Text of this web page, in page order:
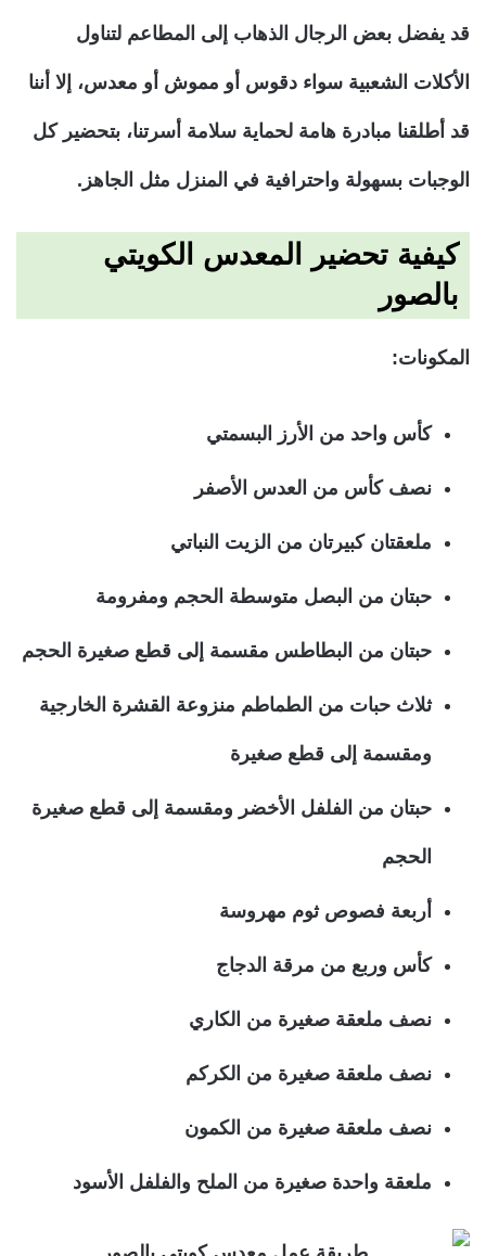
قد يفضل بعض الرجال الذهاب إلى المطاعم لتناول
الأكلات الشعبية سواء دقوس أو مموش أو معدس، إلا أننا
قد أطلقنا مبادرة هامة لحماية سلامة أسرتنا، بتحضير كل
الوجبات بسهولة واحترافية في المنزل مثل الجاهز.
كيفية تحضير المعدس الكويتي
بالصور
المكونات:
كأس واحد من الأرز البسمتي
نصف كأس من العدس الأصفر
ملعقتان كبيرتان من الزيت النباتي
حبتان من البصل متوسطة الحجم ومفرومة
حبتان من البطاطس مقسمة إلى قطع صغيرة الحجم
ثلاث حبات من الطماطم منزوعة القشرة الخارجية
ومقسمة إلى قطع صغيرة
حبتان من الفلفل الأخضر ومقسمة إلى قطع صغيرة
الحجم
أربعة فصوص ثوم مهروسة
كأس وربع من مرقة الدجاج
نصف ملعقة صغيرة من الكاري
نصف ملعقة صغيرة من الكركم
نصف ملعقة صغيرة من الكمون
ملعقة واحدة صغيرة من الملح والفلفل الأسود